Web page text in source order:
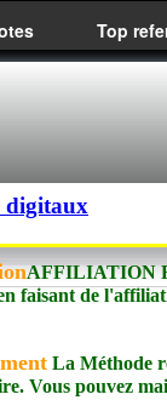
Top
digitaux
AFFILIATION
faisant de
La Méthode
Vous pouvez